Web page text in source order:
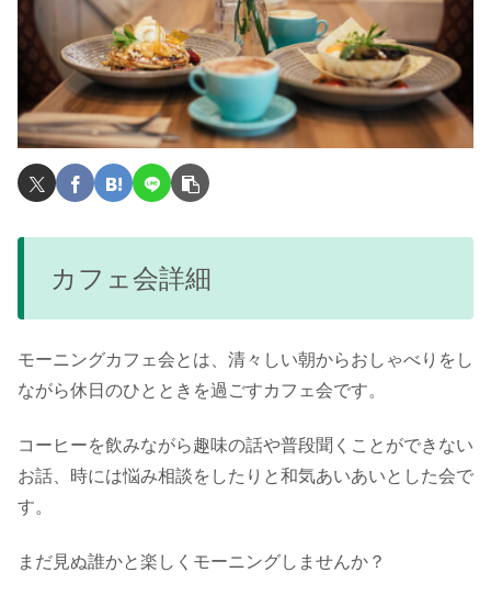
カフェ会詳細
モーニングカフェ会とは、清々しい朝からおしゃべりをし
ながら休日のひとときを過ごすカフェ会です。
コーヒーを飲みながら趣味の話や普段聞くことができない
お話、時には悩み相談をしたりと和気あいあいとした会で
す。
まだ見ぬ誰かと楽しくモーニングしませんか？